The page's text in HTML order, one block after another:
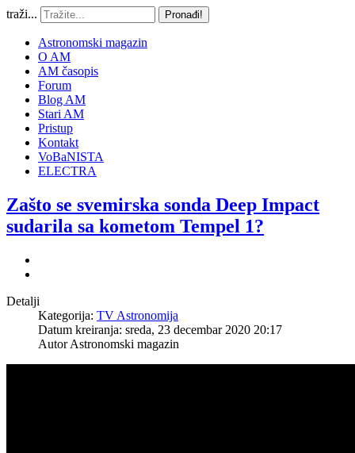
traži... Pronađi!
Astronomski magazin
O AM
AM časopis
Forum
Blog AM
Stari AM
Pristup
Kontakt
VoBaNISTA
ELECTRA
Zašto se svemirska sonda Deep Impact
sudarila sa kometom Tempel 1?
Detalji
Kategorija: TV Astronomija
Datum kreiranja: sreda, 23 decembar 2020 20:17
AutorAstronomski magazin